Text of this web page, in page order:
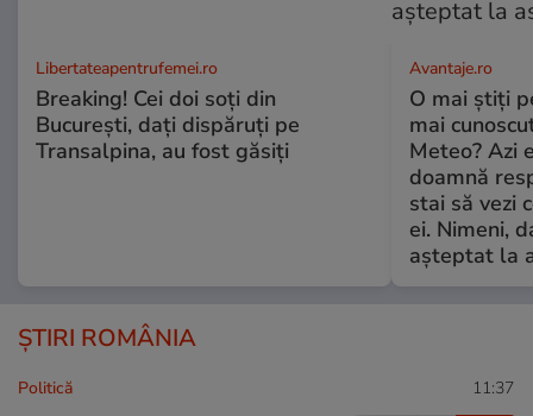
Libertateapentrufemei.ro
Breaking! Cei doi soți din
București, dați dispăruți pe
Transalpina, au fost găsiți
Avantaje.ro
O mai știți
mai
Meteo? Azi
doamnă
stai să vezi
ei. Nimeni,
așteptat la
ȘTIRI ROMÂNIA
Politică 11:37